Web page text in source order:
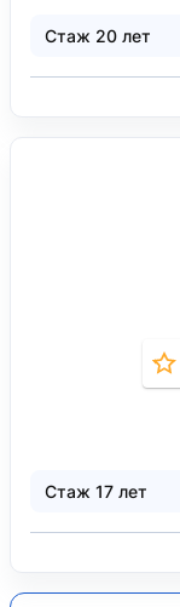
Стаж 20 лет
Стаж 17 лет